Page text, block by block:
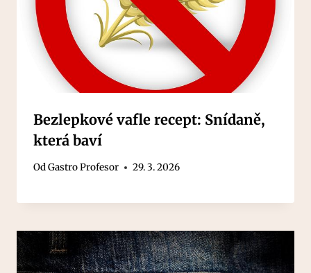
Bezlepkové vafle recept: Snídaně,
která baví
OdGastro Profesor 29. 3. 2026